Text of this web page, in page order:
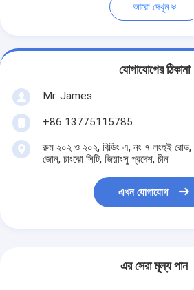
আরো দেখুন
যোগাযোগের ঠিকানা
Mr. James
+86 13775115785
রুম ২০২ ও ২০২, বিল্ডিং এ, নং ৭ লংহুই রোড,
জোন, চাংঝো সিটি, জিয়াংসু প্রদেশ, চীন
এখন যোগাযোগ
এর সেরা মূল্য পান